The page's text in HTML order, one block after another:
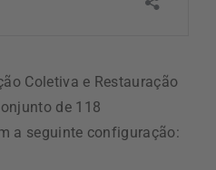
Coletiva e Restauração
de 118
a seguinte configuração: